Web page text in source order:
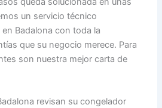
un servicio técnico
Badalona con toda la
que su negocio merece. Para
son nuestra mejor carta de
revisan su congelador